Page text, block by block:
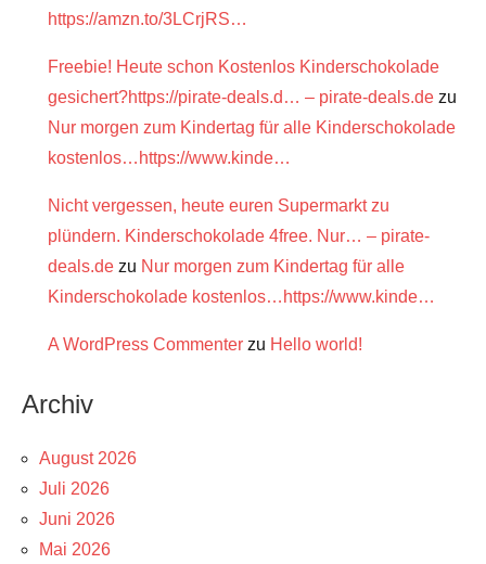
https://amzn.to/3LCrjRS…
Freebie! Heute schon Kostenlos Kinderschokolade
gesichert?https://pirate-deals.d… – pirate-deals.de zu
Nur morgen zum Kindertag für alle Kinderschokolade
kostenlos…https://www.kinde…
Nicht vergessen, heute euren Supermarkt zu
plündern. Kinderschokolade 4free. Nur… – pirate-
deals.de zu Nur morgen zum Kindertag für alle
Kinderschokolade kostenlos…https://www.kinde…
A WordPress Commenter zu Hello world!
Archiv
August 2026
Juli 2026
Juni 2026
Mai 2026